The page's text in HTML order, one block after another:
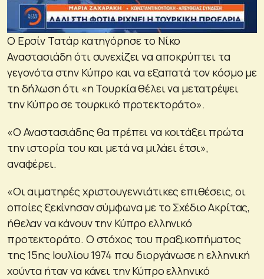
Ο Ερσίν Τατάρ κατηγόρησε το Νίκο
Αναστασιάδη ότι συνεχίζει να αποκρύπτει τα
γεγονότα στην Κύπρο και να εξαπατά τον κόσμο με
τη δήλωση ότι «η Τουρκία θέλει να μετατρέψει
την Κύπρο σε τουρκικό προτεκτοράτο».
«Ο Αναστασιάδης θα πρέπει να κοιτάξει πρώτα
την ιστορία του και μετά να μιλάει έτσι»,
αναφέρει.
«Οι αιματηρές χριστουγεννιάτικες επιθέσεις, οι
οποίες ξεκίνησαν σύμφωνα με το Σχέδιο Ακρίτας,
ήθελαν να κάνουν την Κύπρο ελληνικό
προτεκτοράτο. Ο στόχος του πραξικοπήματος
της 15ης Ιουλίου 1974 που διοργάνωσε η ελληνική
χούντα ήταν να κάνει την Κύπρο ελληνικό